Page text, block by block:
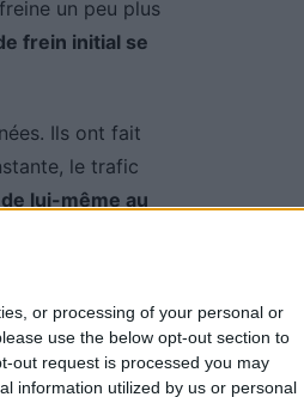
or processing of your personal or
use the below opt-out section to
out request is processed you may
information utilized by us or personal
un peu plus
frein initial se
Ils ont fait
le trafic
lui-même au
de